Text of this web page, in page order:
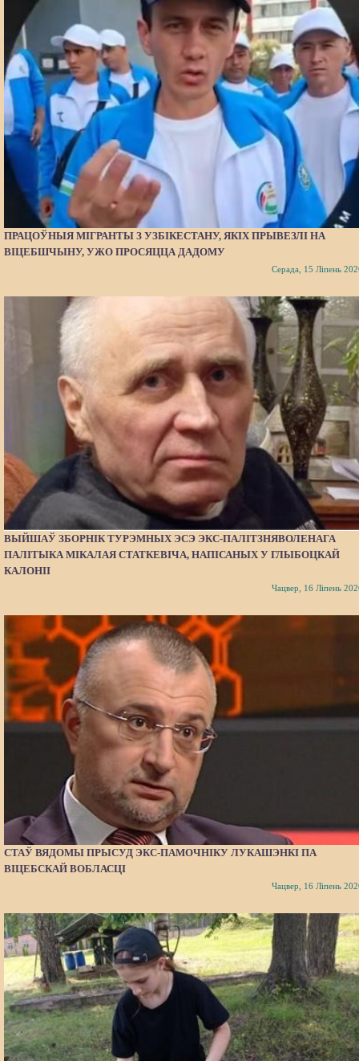
ПРАЦОЎНЫЯ МІГРАНТЫ З УЗБІКЕСТАНУ, ЯКІХ ПРЫВЕЗЛІ НА
ВІЦЕБШЧЫНУ, УЖО ПРОСЯЦЦА ДАДОМУ
Серада, 15 Ліпень
ВЫЙШАЎ ЗБОРНІК ТУРЭМНЫХ ЭСЭ ЭКС-ПАЛІТЗНЯВОЛЕНАГА
ПАЛІТЫКА МІКАЛАЯ СТАТКЕВІЧА, НАПІСАНЫХ У ГЛЫБОЦКАЙ
КАЛОНІІ
Чацвер, 16 Ліпень
СТАЎ ВЯДОМЫ ПРЫСУД ЭКС-ПАМОЧНІКУ ЛУКАШЭНКІ ПА
ВІЦЕБСКАЙ ВОБЛАСЦІ
Чацвер, 16 Ліпень